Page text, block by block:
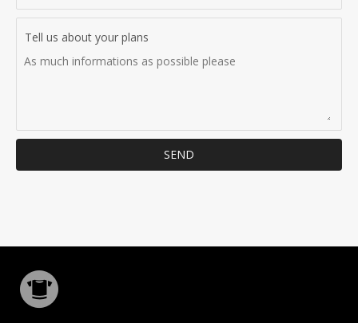
Tell us about your plans
SEND